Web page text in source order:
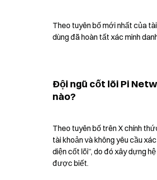
Theo tuyên bố mới nhất của
dùng đã hoàn tất xác minh
Đội ngũ cốt lõi Pi
nào?
Theo tuyên bố trên X chính
tài khoản và không yêu cầu
diện cốt lõi”, do đó xây dựng
được biết.